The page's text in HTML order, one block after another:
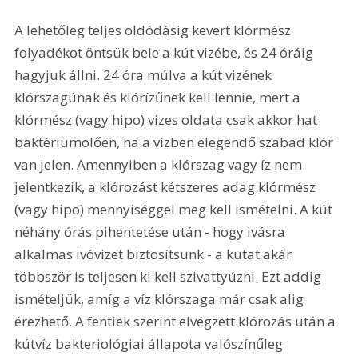
A lehetőleg teljes oldódásig kevert klórmész
folyadékot öntsük bele a kút vizébe, és 24 óráig
hagyjuk állni. 24 óra múlva a kút vizének
klórszagúnak és klórízűnek kell lennie, mert a
klórmész (vagy hipo) vizes oldata csak akkor hat
baktériumölően, ha a vízben elegendő szabad klór
van jelen. Amennyiben a klórszag vagy íz nem
jelentkezik, a klórozást kétszeres adag klórmész
(vagy hipo) mennyiséggel meg kell ismételni. A kút
néhány órás pihentetése után - hogy ivásra
alkalmas ivóvizet biztosítsunk - a kutat akár
többször is teljesen ki kell szivattyúzni. Ezt addig
ismételjük, amíg a víz klórszaga már csak alig
érezhető. A fentiek szerint elvégzett klórozás után a
kútvíz bakteriológiai állapota valószínűleg